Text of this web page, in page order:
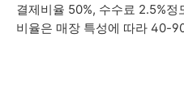
결제비율 50%, 수수료 2.5%
비율은 매장 특성에 따라 40-